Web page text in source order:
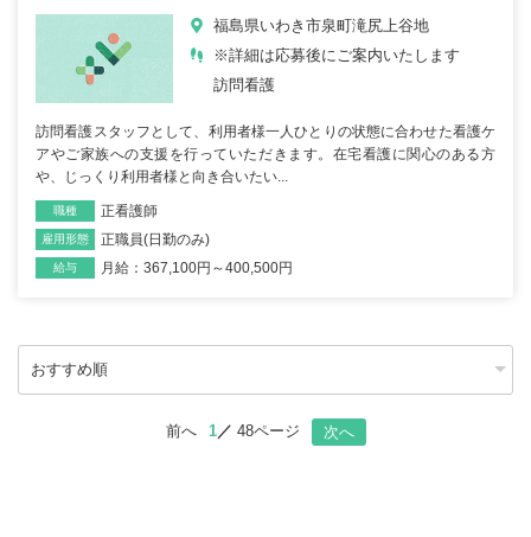
福島県いわき市泉町滝尻上谷地
※詳細は応募後にご案内いたします
訪問看護
訪問看護スタッフとして、利用者様一人ひとりの状態に合わせた看護ケ
アやご家族への支援を行っていただきます。在宅看護に関心のある方
や、じっくり利用者様と向き合いたい...
職種 正看護師
雇用形態 正職員(日勤のみ)
給与 月給：367,100円～400,500円
前へ 1 48ページ 次へ